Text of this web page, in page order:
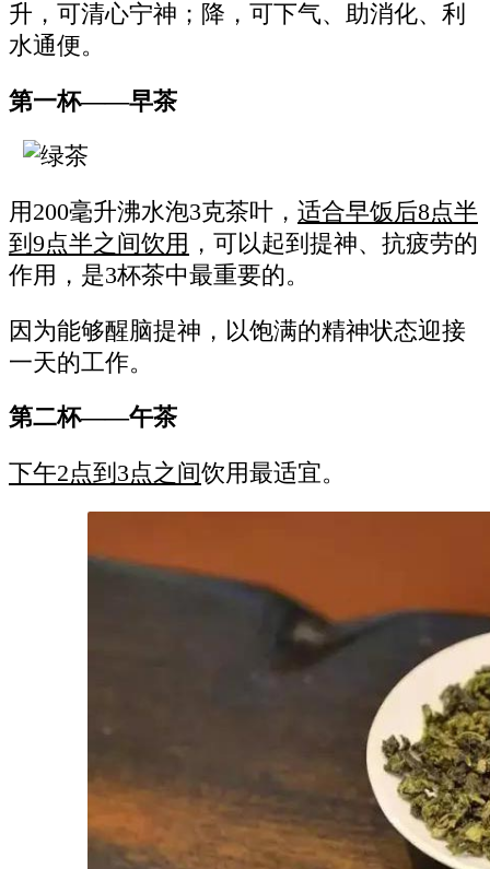
升，可清心宁神；降，可下气、助消化、利
水通便。
第一杯——早茶
用200毫升沸水泡3克茶叶， 适合早饭后8点半
到9点半之间饮用 ，可以起到提神、抗疲劳的
作用，是3杯茶中最重要的。
因为能够醒脑提神，以饱满的精神状态迎接
一天的工作。
第二杯——午茶
下午2点到3点之间饮用最适宜。